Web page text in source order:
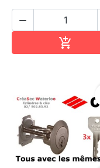

